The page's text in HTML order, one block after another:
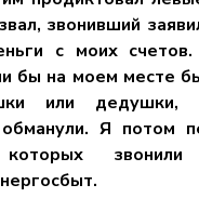
звонивший
с моих
бы на моем месте
или
Я потом
звонили